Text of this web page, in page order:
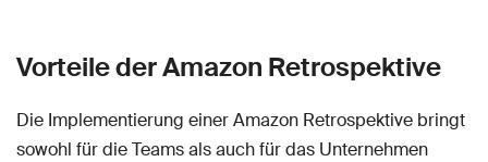
Vorteile der Amazon Retrospektive
Die Implementierung einer Amazon Retrospektive bringt
sowohl für die Teams als auch für das Unternehmen